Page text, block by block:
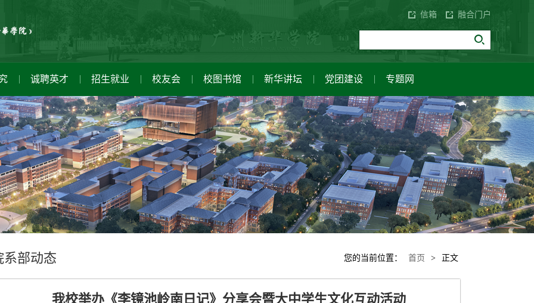
信箱 融合门户
校领导 校长致辞 校徽校旗 学校校训 学校校歌 校园风光 校园VR全景
能部门 直属单位
研动态 产学研用 科研机构
诚聘英才 招生就业
业信息
校友会
闻公告 校友捐献 校友风采 资料下载 校友服务 关于我们
校图书馆
图书馆概况 读者服务 数字资源 新闻公告 讲座与活动
新华讲坛
学者讲坛 家长讲坛 学子讲坛 青年教师讲坛 企业家讲坛
党团建设
党建设 团建设 双代会
专题网
康教育咨询中心 信息公开网 招标采购中心 科技应用与创新中心
系部动态 您的当前位置： 首页 > 正文
我校举办《李镜池岭南日记》分享会暨大中学生文化互动活动